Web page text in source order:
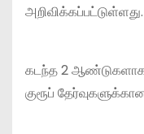
அறிவிக்கப்பட்டுள்ளது.
கடந்த 2 ஆண்டுகளாக,
குரூப்